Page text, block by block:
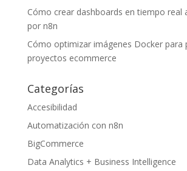
Cómo crear dashboards en tiempo real
por n8n
Cómo optimizar imágenes Docker para
proyectos ecommerce
Categorías
Accesibilidad
Automatización con n8n
BigCommerce
Data Analytics + Business Intelligence